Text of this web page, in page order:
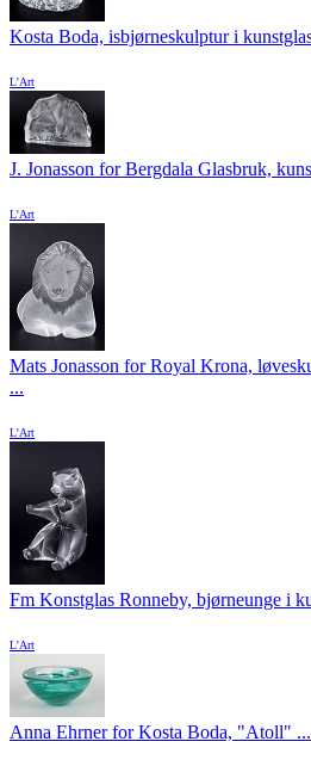
Kosta Boda, isbjørneskulptur i
L'Art
J. Jonasson for Bergdala Glasbruk,
L'Art
Mats Jonasson for Royal Krona,
...
L'Art
Fm Konstglas Ronneby, bjørneunge i
L'Art
Anna Ehrner for Kosta Boda, "Atoll" ...